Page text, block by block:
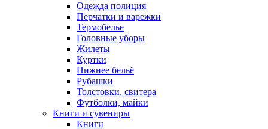
Одежда полиция
Перчатки и варежки
Термобелье
Головные уборы
Жилеты
Куртки
Нижнее бельё
Рубашки
Толстовки, свитера
Футболки, майки
Книги и сувениры
Книги